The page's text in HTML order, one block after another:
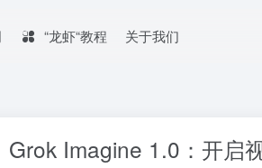
“龙虾“教程 关于我们
Imagine 1.0：开启